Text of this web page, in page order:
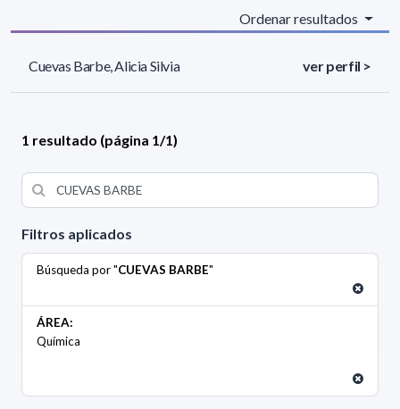
Filtros aplicados
Búsqueda por "CUEVAS BARBE"
ÁREA:
Química
Ordenar resultados
Cuevas Barbe, Alicia Silvia ver perfil >
1 resultado (página 1/1)